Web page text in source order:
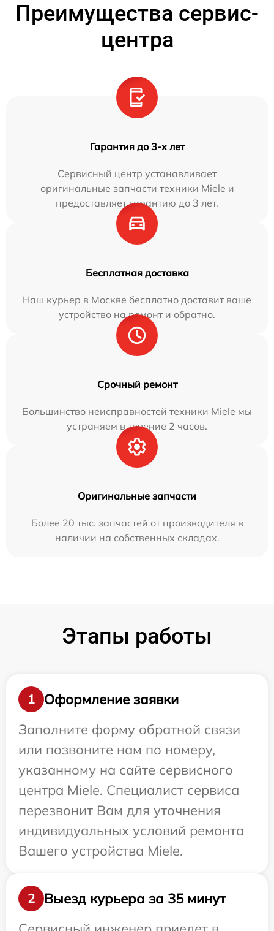
Преимущества сервис-
центра
Гарантия до 3-х лет
Сервисный центр устанавливает
оригинальные запчасти техники Miele и
предоставляет гарантию до 3 лет.
Бесплатная доставка
Наш курьер в Москве бесплатно доставит ваше
устройство на ремонт и обратно.
Срочный ремонт
Большинство неисправностей техники Miele мы
устраняем в течение 2 часов.
Оригинальные запчасти
Более 20 тыс. запчастей от производителя в
наличии на собственных складах.
Этапы работы
1
Оформление заявки
Заполните форму обратной связи
или позвоните нам по номеру,
указанному на сайте сервисного
центра Miele. Специалист сервиса
перезвонит Вам для уточнения
индивидуальных условий ремонта
Вашего устройства Miele.
2
Выезд курьера за 35 минут